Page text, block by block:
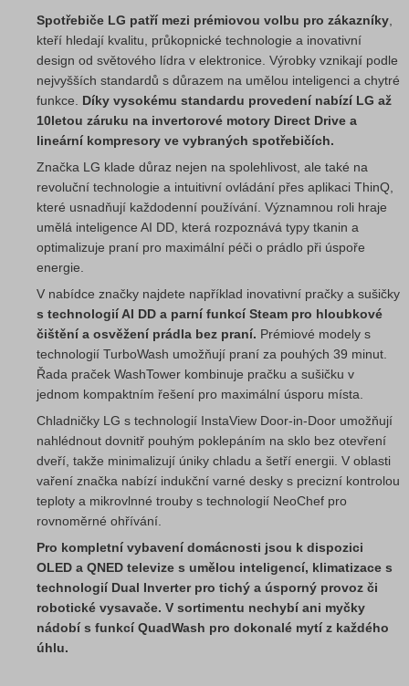
Spotřebiče LG patří mezi prémiovou volbu pro zákazníky
kteří hledají kvalitu, průkopnické technologie a inovativní
design od světového lídra v elektronice. Výrobky vznikají podle
nejvyšších standardů s důrazem na umělou inteligenci a chytré
funkce. Díky vysokému standardu provedení nabízí LG až
10letou záruku na invertorové motory Direct Drive a
lineární kompresory ve vybraných spotřebičích.
Značka LG klade důraz nejen na spolehlivost, ale také na
revoluční technologie a intuitivní ovládání přes aplikaci ThinQ,
které usnadňují každodenní používání. Významnou roli hraje
umělá inteligence AI DD, která rozpoznává typy tkanin a
optimalizuje praní pro maximální péči o prádlo při úspoře
energie.
V nabídce značky najdete například inovativní pračky a sušičky
s technologií AI DD a parní funkcí Steam pro hloubkové
čištění a osvěžení prádla bez praní. Prémiové modely s
technologií TurboWash umožňují praní za pouhých 39 minut.
Řada praček WashTower kombinuje pračku a sušičku v
jednom kompaktním řešení pro maximální úsporu místa.
Chladničky LG s technologií InstaView Door-in-Door umožňují
nahlédnout dovnitř pouhým poklepáním na sklo bez otevření
dveří, takže minimalizují úniky chladu a šetří energii. V oblasti
vaření značka nabízí indukční varné desky s precizní kontrolou
teploty a mikrovlnné trouby s technologií NeoChef pro
rovnoměrné ohřívání.
Pro kompletní vybavení domácnosti jsou k dispozici
OLED a QNED televize s umělou inteligencí, klimatizace s
technologií Dual Inverter pro tichý a úsporný provoz či
robotické vysavače. V sortimentu nechybí ani myčky
nádobí s funkcí QuadWash pro dokonalé mytí z každého
úhlu.